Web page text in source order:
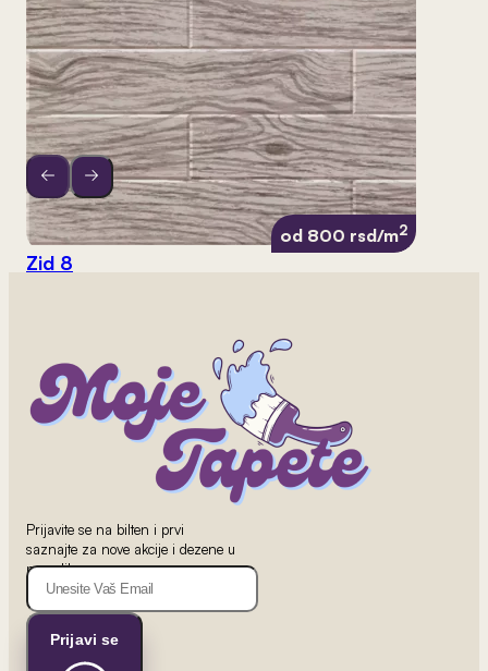
od 800 rsd/m2
Zid 8
Prijavite se na bilten i prvi
saznajte za nove akcije i dezene u
ponudi!
Prijavi se